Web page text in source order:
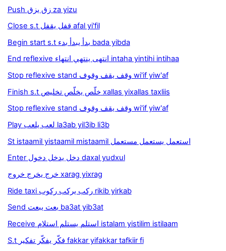
Push زق يزق za yizu
Close s.t قفل يقفل afal yi'fil
Begin start s.t بدأ يبدأ بدء bada yibda
End reflexive انتهى ينتهي انتهاء intaha yintihi intihaa
Stop reflexive stand وقف يقف وقوف wi'if yiw'af
Finish s.t خلّص يخلّص تخليص xallas yixallas taxliis
Stop reflexive stand وقف يقف وقوف wi'if yiw'af
Play لعب يلعب la3ab yil3ib li3b
St istaamil yistaamil mistaamil استعمل يستعمل مستعمل
Enter دخل يدخل دخول daxal yudxul
خرج يخرج خروج xarag yixrag
Ride taxi ركب يركب ركوب rikib yirkab
Send بعت يبعت ba3at yib3at
Receive استلم يستلم استلام istalam yistilim istilaam
S.t فكّر يفكّر تفكير fakkar yifakkar tafkiir fi